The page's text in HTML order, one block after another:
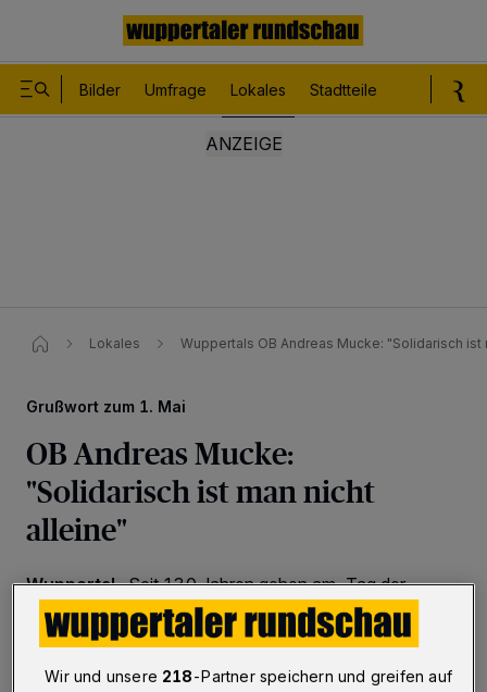
Bilder Umfrage Lokales Stadtteile
Lokales Wuppertals OB Andreas Mucke: "Solidarisch ist
Grußwort zum 1. Mai
OB Andreas Mucke:
"Solidarisch ist man nicht
alleine"
Wuppertal·Seit 130 Jahren gehen am „Tag der
Arbeit“ die Arbeitnehmerinnen und Arbeitnehmer auf die
Straße, um für ihre Rechte zu kämpfen. Für dieses Jahr
ist die Maikundgebung der Gewerkschaften in
Wuppertal abgesagt.
Wir und unsere 218-Partner speichern und greifen auf